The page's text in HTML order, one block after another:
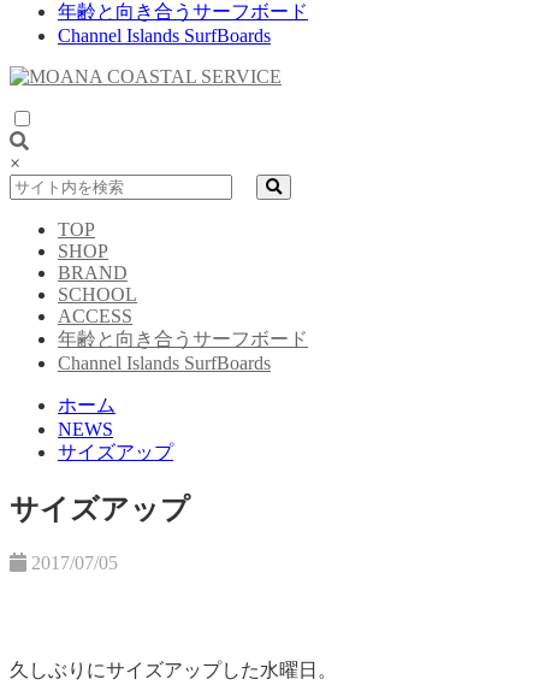
年齢と向き合うサーフボード
Channel Islands SurfBoards
×
TOP
SHOP
BRAND
SCHOOL
ACCESS
年齢と向き合うサーフボード
Channel Islands SurfBoards
ホーム
NEWS
サイズアップ
サイズアップ
2017/07/05
久しぶりにサイズアップした水曜日。